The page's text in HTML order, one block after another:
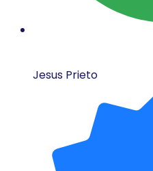
Jesus Prieto